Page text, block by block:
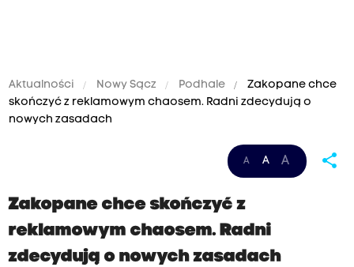
Aktualności Nowy Sącz Podhale
Zakopane chce
skończyć z reklamowym chaosem. Radni zdecydują o
nowych zasadach
A A A share
Zakopane chce skończyć z
reklamowym chaosem. Radni
zdecydują o nowych zasadach